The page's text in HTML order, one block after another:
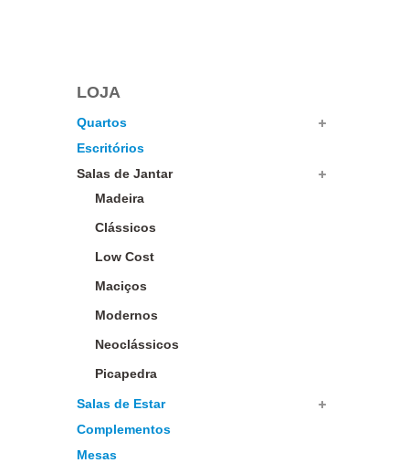
LOJA
Quartos
Escritórios
Salas de Jantar
Madeira
Clássicos
Low Cost
Maciços
Modernos
Neoclássicos
Picapedra
Salas de Estar
Complementos
Mesas